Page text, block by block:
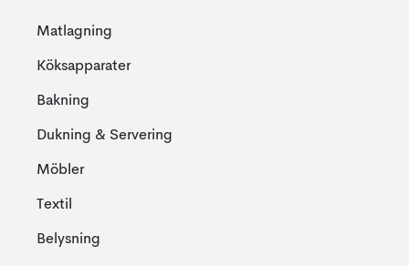
Matlagning
Köksapparater
Bakning
Dukning & Servering
Möbler
Textil
Belysning